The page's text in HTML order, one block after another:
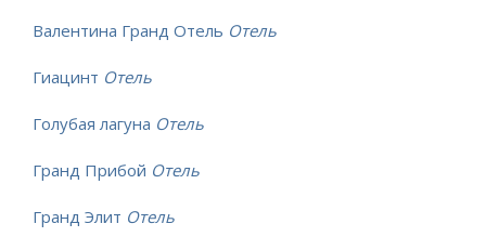
Валентина Гранд Отель Отель
Гиацинт Отель
Голубая лагуна Отель
Гранд Прибой Отель
Гранд Элит Отель